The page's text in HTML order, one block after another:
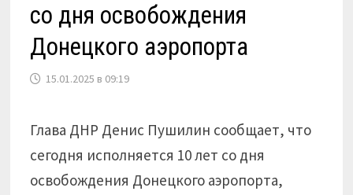
со дня освобождения
Донецкого аэропорта
15.01.2025 в 09:19
Глава ДНР Денис Пушилин сообщает, что
сегодня исполняется 10 лет со дня
освобождения Донецкого аэропорта,